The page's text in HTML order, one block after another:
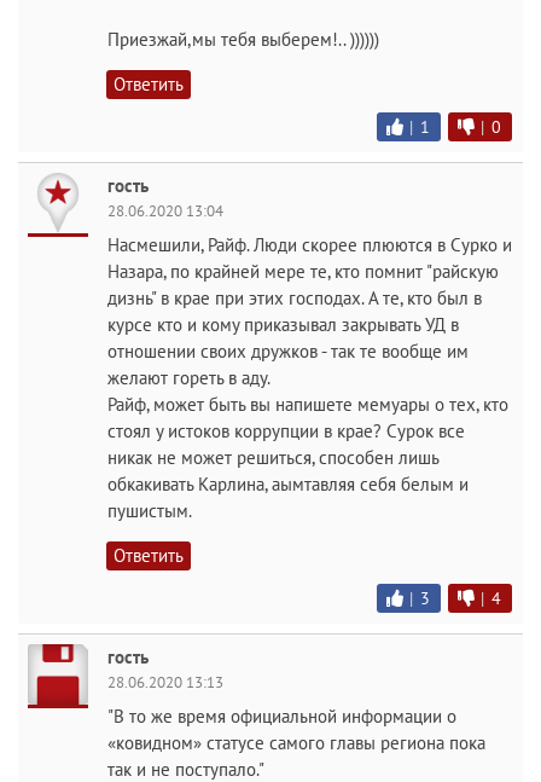
Приезжай,мы тебя выберем!.. ))))))
Ответить
| 1 | 0
гость
28.06.2020 13:04
Насмешили, Райф. Люди скорее плюются в Сурко и
Назара, по крайней мере те, кто помнит "райскую
дизнь" в крае при этих господах. А те, кто был в
курсе кто и кому приказывал закрывать УД в
отношении своих дружков - так те вообще им
желают гореть в аду.
Райф, может быть вы напишете мемуары о тех, кто
стоял у истоков коррупции в крае? Сурок все
никак не может решиться, способен лишь
обкакивать Карлина, аымтавляя себя белым и
пушистым.
Ответить
| 3 | 4
гость
28.06.2020 13:13
"В то же время официальной информации о
«ковидном» статусе самого главы региона пока
так и не поступало."